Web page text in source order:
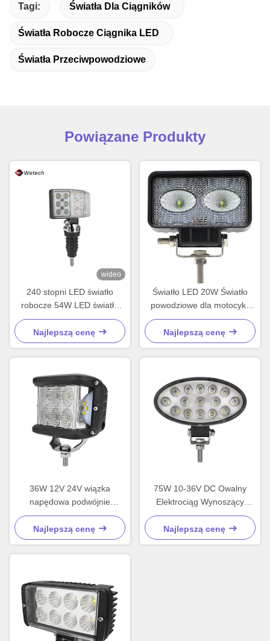
Tagi: Światła Dla Ciągników
Światła Robocze Ciągnika LED
Światła Przeciwpowodziowe
Powiązane Produkty
wideo
240 stopni LED światło
robocze 54W LED światła
pomocnicze wodoodporne
Najlepszą cenę
Światło LED 20W Światło
powodziowe dla motocykli
SUV ATV traktor
Najlepszą cenę
36W 12V 24V wiązka
napędowa podwójnie
kolorowa strona lampka LED
światło robocze
Najlepszą cenę
75W 10-36V DC Owalny
Elektrociąg Wynoszący
Węzły LED Światło robocze
Najlepszą cenę